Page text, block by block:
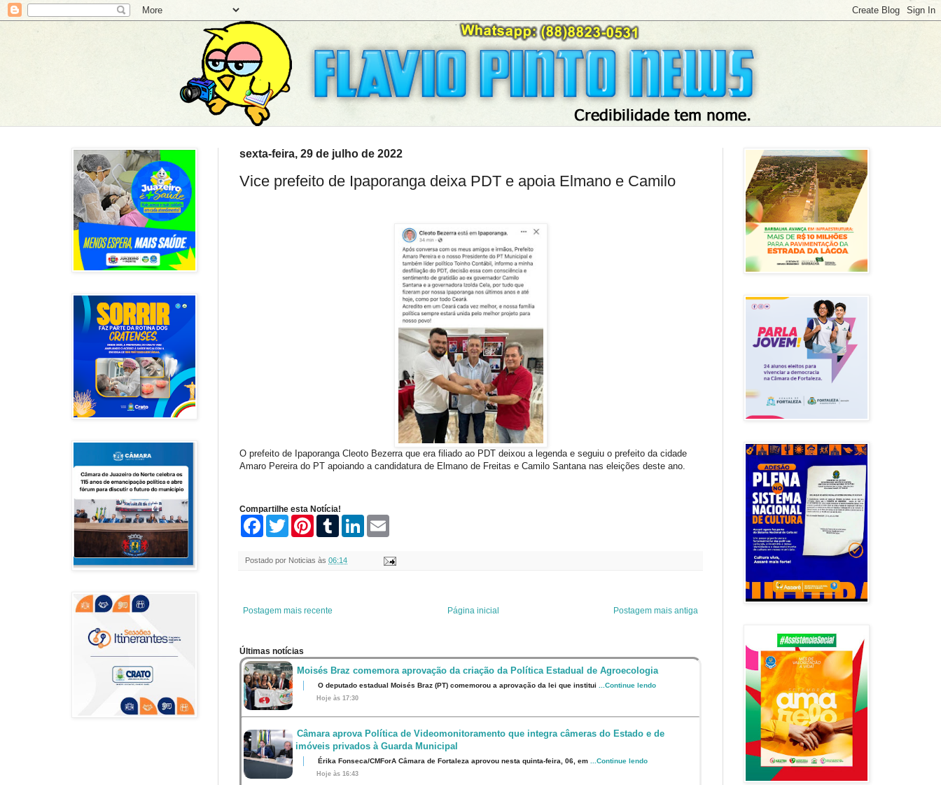
sexta-feira, 29 de julho de 2022
Vice prefeito de Ipaporanga deixa PDT e apoia Elmano e Camilo
O prefeito de Ipaporanga Cleoto Bezerra que era filiado ao PDT deixou a legenda e seguiu o prefeito da cidade
Amaro Pereira do PT apoiando a candidatura de Elmano de Freitas e Camilo Santana nas eleições deste ano.
Compartilhe esta Notícia!
F
b
T
w
t
P
e
t
T
l
L
l
Postado por Noticias às 06:14
Postagem mais recente Postagem mais antiga
Página inicial
Últimas notícias
Moisés Braz comemora aprovação da criação da Política Estadual de Agroecologia
O deputado estadual Moisés Braz (PT) comemorou a aprovação da lei que institui ...Continue lendo
Hoje às 17:30
Câmara aprova Política de Videomonitoramento que integra câmeras do Estado e de
imóveis privados à Guarda Municipal
Érika Fonseca/CMForA Câmara de Fortaleza aprovou nesta quinta-feira, 06, em ...Continue lendo
Hoje às 16:43